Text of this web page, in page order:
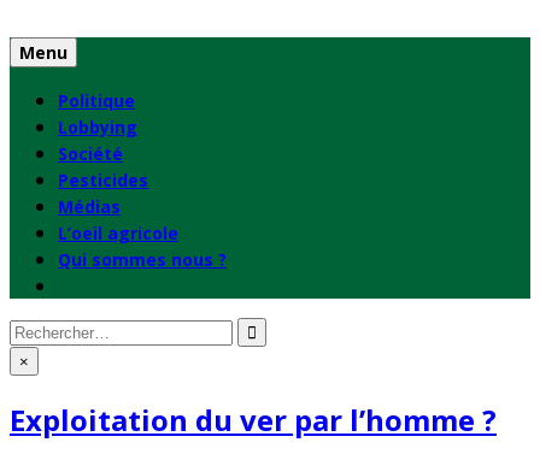
to
content
Menu
Politique
Lobbying
Société
Pesticides
Médias
L’oeil agricole
Qui sommes nous ?
Rechercher
: ×
Exploitation du ver par l’homme ?